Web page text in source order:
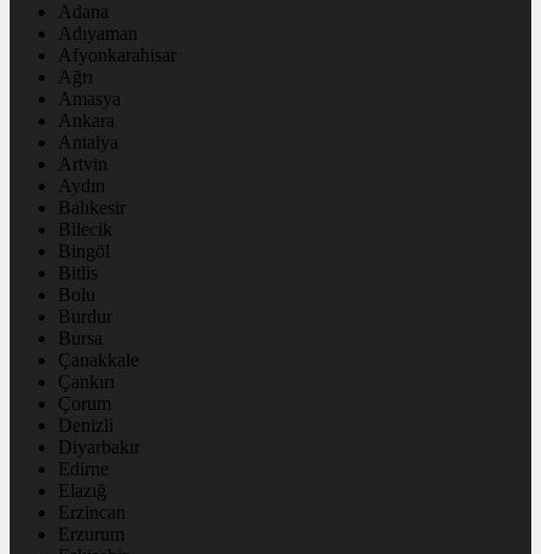
Adana
Adıyaman
Afyonkarahisar
Ağrı
Amasya
Ankara
Antalya
Artvin
Aydın
Balıkesir
Bilecik
Bingöl
Bitlis
Bolu
Burdur
Bursa
Çanakkale
Çankırı
Çorum
Denizli
Diyarbakır
Edirne
Elazığ
Erzincan
Erzurum